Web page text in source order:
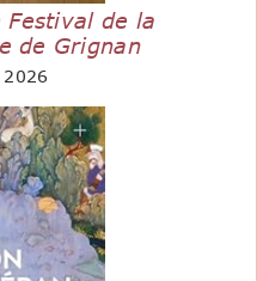
Festival de la
de Grignan